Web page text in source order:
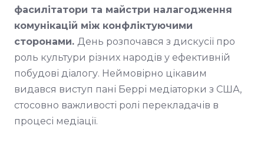
фасилітатори та майстри налагодження
комунікацій між конфліктуючими
сторонами. День розпочався з дискусії про
роль культури різних народів у ефективній
побудові діалогу. Неймовірно цікавим
видався виступ пані Беррі медіаторки з США,
стосовно важливості ролі перекладачів в
процесі медіації.